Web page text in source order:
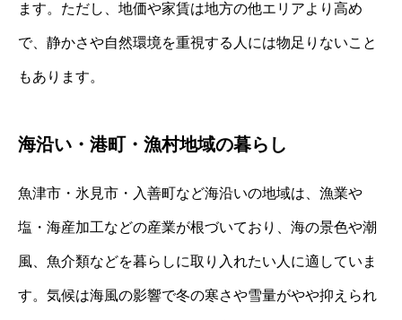
ます。ただし、地価や家賃は地方の他エリアより高め
で、静かさや自然環境を重視する人には物足りないこと
もあります。
海沿い・港町・漁村地域の暮らし
魚津市・氷見市・入善町など海沿いの地域は、漁業や
塩・海産加工などの産業が根づいており、海の景色や潮
風、魚介類などを暮らしに取り入れたい人に適していま
す。気候は海風の影響で冬の寒さや雪量がやや抑えられ